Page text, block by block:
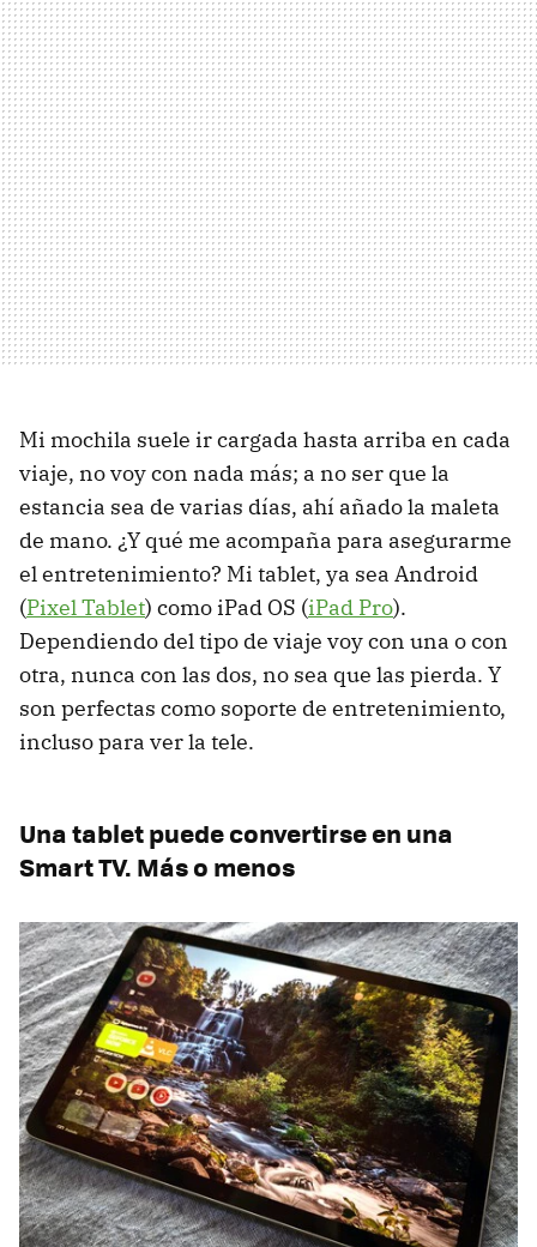
Mi mochila suele ir cargada hasta arriba en cada
viaje, no voy con nada más; a no ser que la
estancia sea de varias días, ahí añado la maleta
de mano. ¿Y qué me acompaña para asegurarme
el entretenimiento? Mi tablet, ya sea Android
(Pixel Tablet) como iPad OS (iPad Pro).
Dependiendo del tipo de viaje voy con una o con
otra, nunca con las dos, no sea que las pierda. Y
son perfectas como soporte de entretenimiento,
incluso para ver la tele.
Una tablet puede convertirse en una
Smart TV. Más o menos